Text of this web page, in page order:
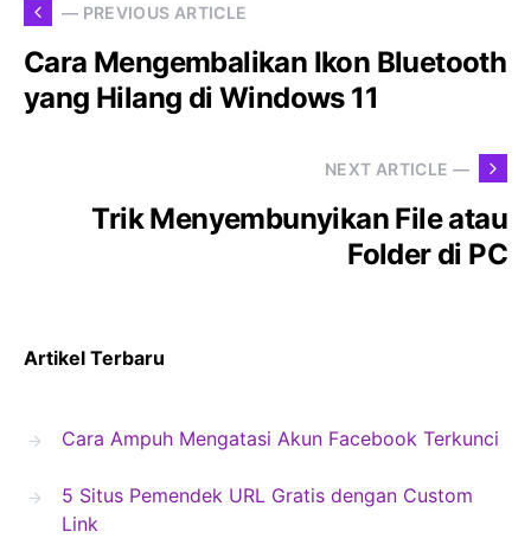
— PREVIOUS ARTICLE
Cara Mengembalikan Ikon Bluetooth
yang Hilang di Windows 11
NEXT ARTICLE —
Trik Menyembunyikan File atau
Folder di PC
Artikel Terbaru
Cara Ampuh Mengatasi Akun Facebook Terkunci
5 Situs Pemendek URL Gratis dengan Custom
Link